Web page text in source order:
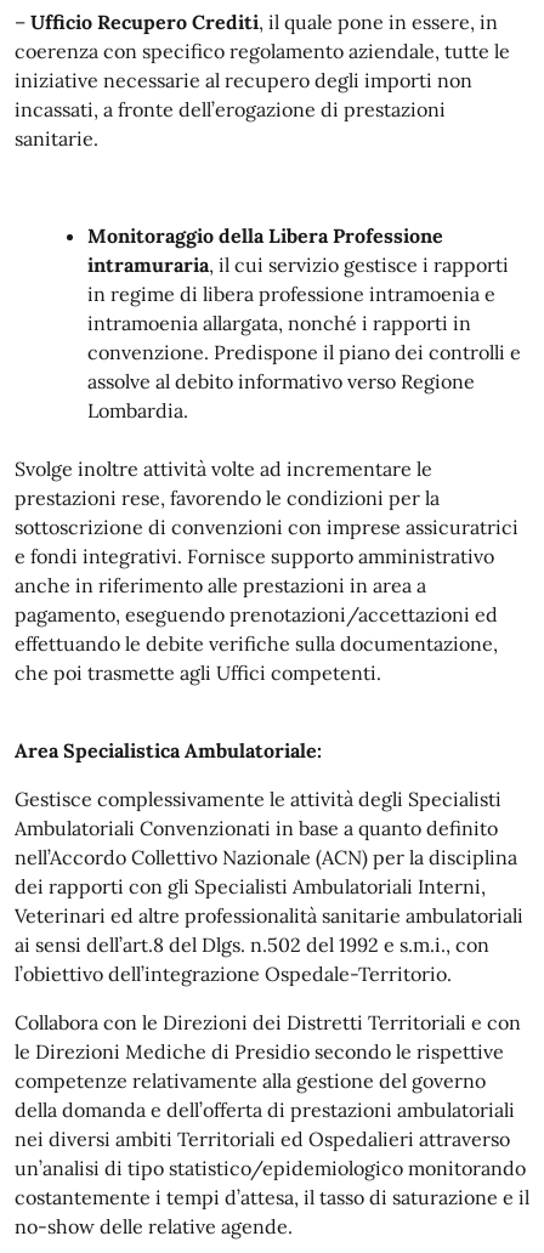
– Ufficio Recupero Crediti, il quale pone in essere, in
coerenza con specifico regolamento aziendale, tutte le
iniziative necessarie al recupero degli importi non
incassati, a fronte dell’erogazione di prestazioni
sanitarie.
Monitoraggio della Libera Professione
intramuraria, il cui servizio gestisce i rapporti
in regime di libera professione intramoenia e
intramoenia allargata, nonché i rapporti in
convenzione. Predispone il piano dei controlli e
assolve al debito informativo verso Regione
Lombardia.
Svolge inoltre attività volte ad incrementare le
prestazioni rese, favorendo le condizioni per la
sottoscrizione di convenzioni con imprese assicuratrici
e fondi integrativi. Fornisce supporto amministrativo
anche in riferimento alle prestazioni in area a
pagamento, eseguendo prenotazioni/accettazioni ed
effettuando le debite verifiche sulla documentazione,
che poi trasmette agli Uffici competenti.
Area Specialistica Ambulatoriale:
Gestisce complessivamente le attività degli Specialisti
Ambulatoriali Convenzionati in base a quanto definito
nell’Accordo Collettivo Nazionale (ACN) per la disciplina
dei rapporti con gli Specialisti Ambulatoriali Interni,
Veterinari ed altre professionalità sanitarie ambulatoriali
ai sensi dell’art.8 del Dlgs. n.502 del 1992 e s.m.i., con
l’obiettivo dell’integrazione Ospedale-Territorio.
Collabora con le Direzioni dei Distretti Territoriali e con
le Direzioni Mediche di Presidio secondo le rispettive
competenze relativamente alla gestione del governo
della domanda e dell’offerta di prestazioni ambulatoriali
nei diversi ambiti Territoriali ed Ospedalieri attraverso
un’analisi di tipo statistico/epidemiologico monitorando
costantemente i tempi d’attesa, il tasso di saturazione e il
no-show delle relative agende.